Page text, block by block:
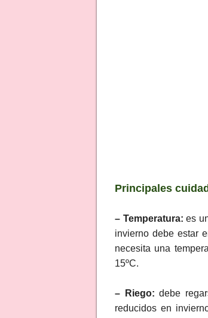
Principales
– Temperatura: es
invierno debe estar
necesita una
15ºC.
– Riego:debe
reducidos en